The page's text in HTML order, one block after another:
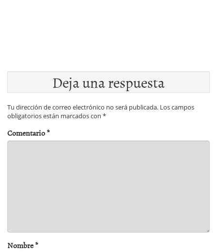
Deja una respuesta
Tu dirección de correo electrónico no será publicada. Los campos
obligatorios están marcados con *
Comentario*
Nombre*